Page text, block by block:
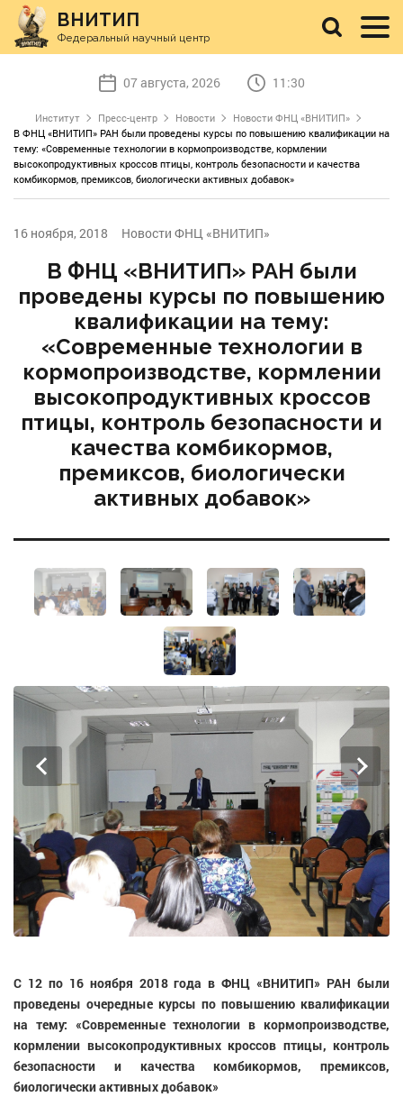
ВНИТИП
Федеральный научный центр
07 августа, 2026 11:30
Институт Пресс-центр Новости
Новости ФНЦ «ВНИТИП»
В ФНЦ «ВНИТИП» РАН были проведены курсы по повышению квалификации на
тему: «Современные технологии в кормопроизводстве, кормлении
высокопродуктивных кроссов птицы, контроль безопасности и качества
комбикормов, премиксов, биологически активных добавок»
16 ноября, 2018 Новости ФНЦ «ВНИТИП»
В ФНЦ «ВНИТИП» РАН были
проведены курсы по повышению
квалификации на тему:
«Современные технологии в
кормопроизводстве, кормлении
высокопродуктивных кроссов
птицы, контроль безопасности и
качества комбикормов,
премиксов, биологически
активных добавок»
С 12 по 16 ноября 2018 года в ФНЦ «ВНИТИП» РАН были
проведены очередные курсы по повышению квалификации
на тему: «Современные технологии в кормопроизводстве,
кормлении высокопродуктивных кроссов птицы, контроль
безопасности и качества комбикормов, премиксов,
биологически активных добавок»